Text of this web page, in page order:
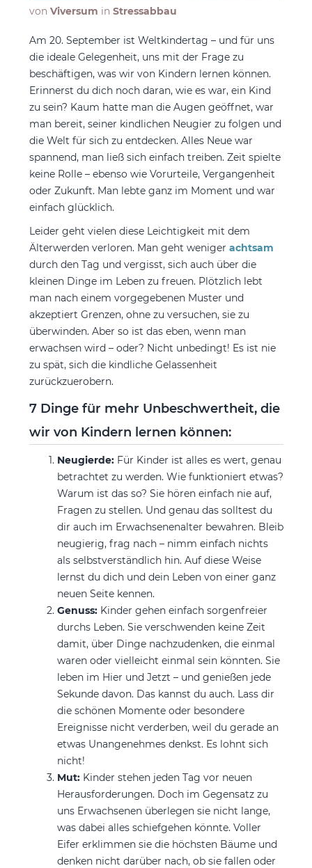
von Viversum in Stressabbau
Am 20. September ist Weltkindertag – und für uns
die ideale Gelegenheit, uns mit der Frage zu
beschäftigen, was wir von Kindern lernen können.
Erinnerst du dich noch daran, wie es war, ein Kind
zu sein? Kaum hatte man die Augen geöffnet, war
man bereit, seiner kindlichen Neugier zu folgen und
die Welt für sich zu entdecken. Alles Neue war
spannend, man ließ sich einfach treiben. Zeit spielte
keine Rolle – ebenso wie Vorurteile, Vergangenheit
oder Zukunft. Man lebte ganz im Moment und war
einfach glücklich.
Leider geht vielen diese Leichtigkeit mit dem
Älterwerden verloren. Man geht weniger achtsam
durch den Tag und vergisst, sich auch über die
kleinen Dinge im Leben zu freuen. Plötzlich lebt
man nach einem vorgegebenen Muster und
akzeptiert Grenzen, ohne zu versuchen, sie zu
überwinden. Aber so ist das eben, wenn man
erwachsen wird – oder? Nicht unbedingt! Es ist nie
zu spät, sich die kindliche Gelassenheit
zurückzuerobern.
7 Dinge für mehr Unbeschwertheit, die
wir von Kindern lernen können:
Neugierde:Für Kinder ist alles es wert, genau
betrachtet zu werden. Wie funktioniert etwas?
Warum ist das so? Sie hören einfach nie auf,
Fragen zu stellen. Und genau das solltest du
dir auch im Erwachsenenalter bewahren. Bleib
neugierig, frag nach – nimm einfach nichts
als selbstverständlich hin. Auf diese Weise
lernst du dich und dein Leben von einer ganz
neuen Seite kennen.
Genuss:Kinder gehen einfach sorgenfreier
durchs Leben. Sie verschwenden keine Zeit
damit, über Dinge nachzudenken, die einmal
waren oder vielleicht einmal sein könnten. Sie
leben im Hier und Jetzt – und genießen jede
Sekunde davon. Das kannst du auch. Lass dir
die schönen Momente oder besondere
Ereignisse nicht verderben, weil du gerade an
etwas Unangenehmes denkst. Es lohnt sich
nicht!
Mut:Kinder stehen jeden Tag vor neuen
Herausforderungen. Doch im Gegensatz zu
uns Erwachsenen überlegen sie nicht lange,
was dabei alles schiefgehen könnte. Voller
Eifer erklimmen sie die höchsten Bäume und
denken nicht darüber nach, ob sie fallen oder